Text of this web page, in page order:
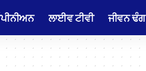
ਲਾਈਵ ਟੀਵੀ ਜੀਵਨ ਢੰਗ